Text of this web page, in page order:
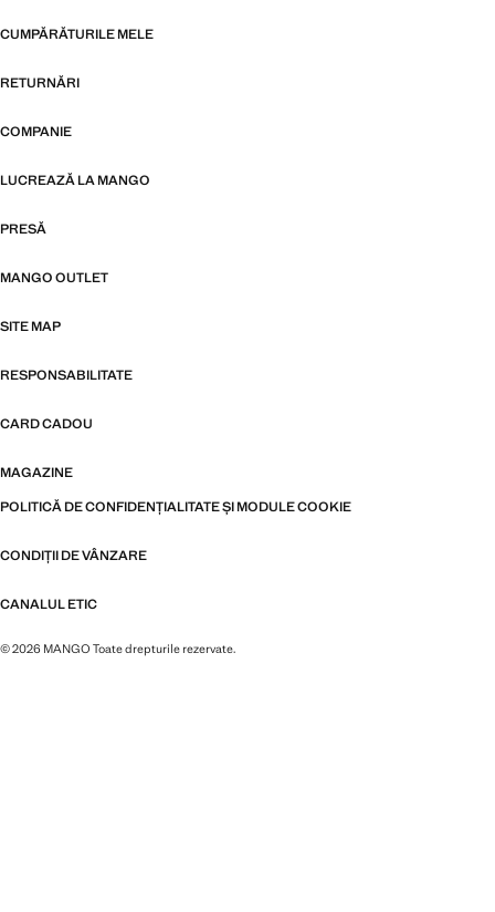
CUMPĂRĂTURILE MELE
RETURNĂRI
COMPANIE
LUCREAZĂ LA MANGO
PRESĂ
MANGO OUTLET
SITE MAP
RESPONSABILITATE
CARD CADOU
MAGAZINE
POLITICĂ DE CONFIDENȚIALITATE ȘI MODULE COOKIE
CONDIȚII DE VÂNZARE
CANALUL ETIC
© 2026 MANGO Toate drepturile rezervate.